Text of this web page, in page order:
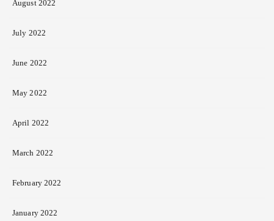
August 2022
July 2022
June 2022
May 2022
April 2022
March 2022
February 2022
January 2022